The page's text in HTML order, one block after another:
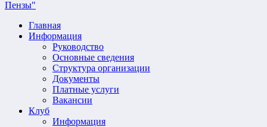
Главная
Информация
Руководство
Основные сведения
Структура организации
Документы
Платные услуги
Вакансии
Клуб
Информация